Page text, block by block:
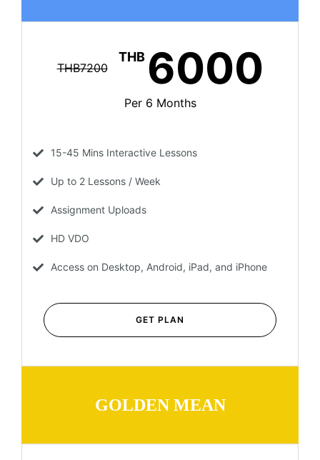
THB7200
THB 6000
Per 6 Months
15-45 Mins Interactive Lessons
Up to 2 Lessons / Week
Assignment Uploads
HD VDO
Access on Desktop, Android, iPad, and iPhone
GET PLAN
GOLDEN MEAN